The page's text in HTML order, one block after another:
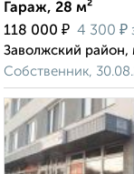
Гараж, 28 м²
118 000 ₽ 4 300 ₽
Заволжский район,
Собственник,